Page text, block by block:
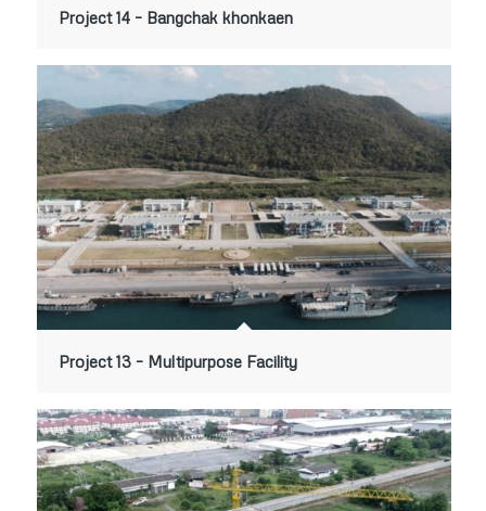
Project 14 – Bangchak khonkaen
Project 13 – Multipurpose Facility